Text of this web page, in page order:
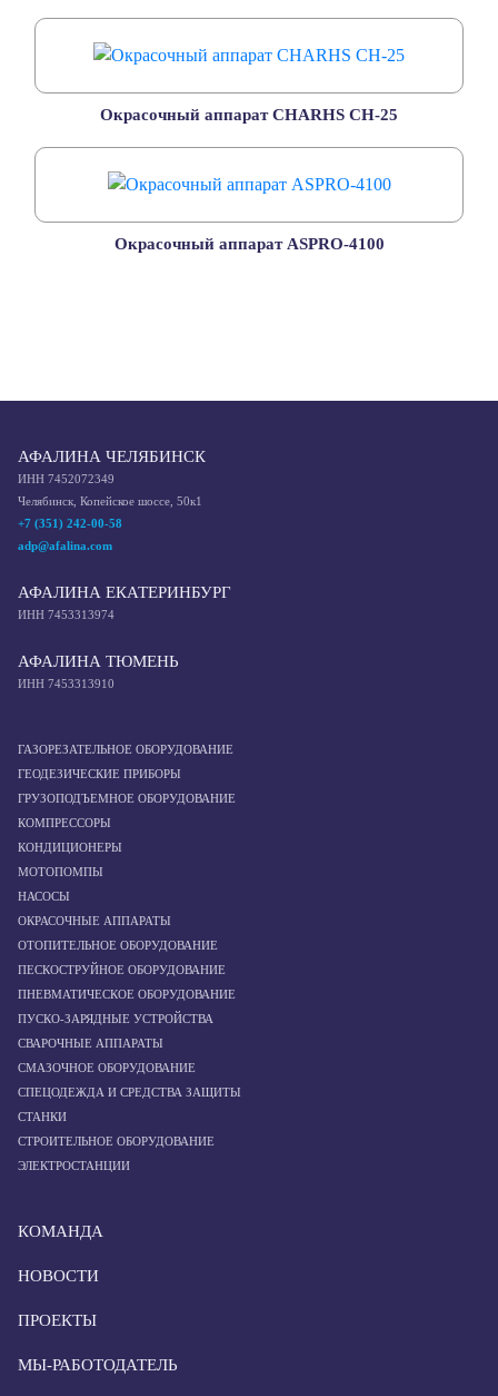
Окрасочный аппарат CHARHS CH-25
Окрасочный аппарат ASPRO-4100
АФАЛИНА ЧЕЛЯБИНСК
ИНН 7452072349
Челябинск, Копейское шоссе, 50к1
+7 (351) 242-00-58
adp@afalina.com
АФАЛИНА ЕКАТЕРИНБУРГ
ИНН 7453313974
АФАЛИНА ТЮМЕНЬ
ИНН 7453313910
ГАЗОРЕЗАТЕЛЬНОЕ ОБОРУДОВАНИЕ
ГЕОДЕЗИЧЕСКИЕ ПРИБОРЫ
ГРУЗОПОДЪЕМНОЕ ОБОРУДОВАНИЕ
КОМПРЕССОРЫ
КОНДИЦИОНЕРЫ
МОТОПОМПЫ
НАСОСЫ
ОКРАСОЧНЫЕ АППАРАТЫ
ОТОПИТЕЛЬНОЕ ОБОРУДОВАНИЕ
ПЕСКОСТРУЙНОЕ ОБОРУДОВАНИЕ
ПНЕВМАТИЧЕСКОЕ ОБОРУДОВАНИЕ
ПУСКО-ЗАРЯДНЫЕ УСТРОЙСТВА
СВАРОЧНЫЕ АППАРАТЫ
СМАЗОЧНОЕ ОБОРУДОВАНИЕ
СПЕЦОДЕЖДА И СРЕДСТВА ЗАЩИТЫ
СТАНКИ
СТРОИТЕЛЬНОЕ ОБОРУДОВАНИЕ
ЭЛЕКТРОСТАНЦИИ
КОМАНДА
НОВОСТИ
ПРОЕКТЫ
МЫ-РАБОТОДАТЕЛЬ